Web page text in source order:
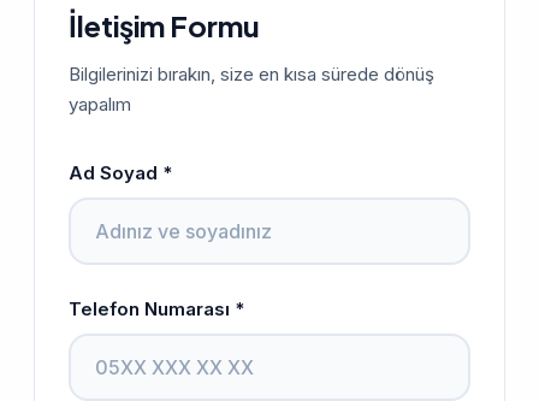
İletişim Formu
Bilgilerinizi bırakın, size en kısa sürede dönüş
yapalım
Ad Soyad *
Telefon Numarası *